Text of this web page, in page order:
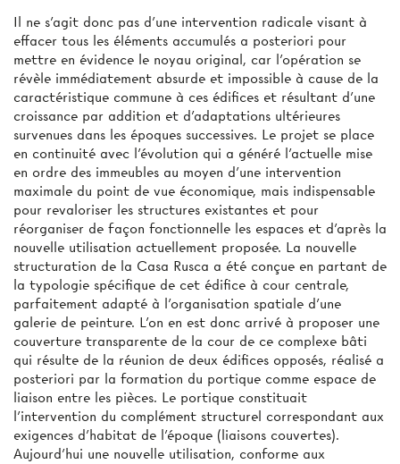
Il ne s'agit donc pas d'une intervention radicale visant à
effacer tous les éléments accumulés a posteriori pour
mettre en évidence le noyau original, car l'opération se
révèle immédiatement absurde et impossible à cause de la
caractéristique commune à ces édifices et résultant d'une
croissance par addition et d'adaptations ultérieures
survenues dans les époques successives. Le projet se place
en continuité avec l'évolution qui a généré l'actuelle mise
en ordre des immeubles au moyen d'une intervention
maximale du point de vue économique, mais indispensable
pour revaloriser les structures existantes et pour
réorganiser de façon fonctionnelle les espaces et d'après la
nouvelle utilisation actuellement proposée. La nouvelle
structuration de la Casa Rusca a été conçue en partant de
la typologie spécifique de cet édifice à cour centrale,
parfaitement adapté à l'organisation spatiale d'une
galerie de peinture. L'on en est donc arrivé à proposer une
couverture transparente de la cour de ce complexe bâti
qui résulte de la réunion de deux édifices opposés, réalisé a
posteriori par la formation du portique comme espace de
liaison entre les pièces. Le portique constituait
l'intervention du complément structurel correspondant aux
exigences d'habitat de l'époque (liaisons couvertes).
Aujourd'hui une nouvelle utilisation, conforme aux